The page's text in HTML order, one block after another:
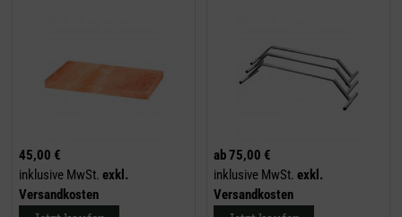
45,00 €
inklusive MwSt. exkl.
Versandkosten
ab75,00 €
inklusive MwSt. exkl.
Versandkosten